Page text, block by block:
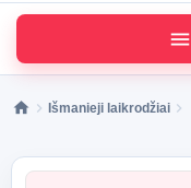
menu
Išmanieji laikrodžiai